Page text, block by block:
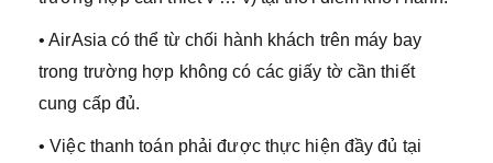
• AirAsia có thể từ chối hành khách trên máy bay
trong trường hợp không có các giấy tờ cần thiết
cung cấp đủ.
• Việc thanh toán phải được thực hiện đầy đủ tại